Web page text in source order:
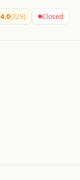
4.0(329) Closed